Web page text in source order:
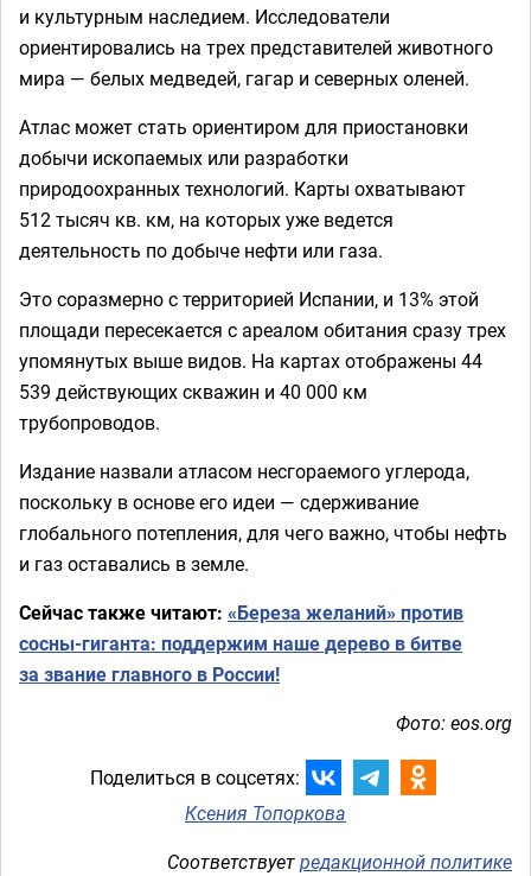
и культурным наследием. Исследователи
ориентировались на трех представителей животного
мира — белых медведей, гагар и северных оленей.
Атлас может стать ориентиром для приостановки
добычи ископаемых или разработки
природоохранных технологий. Карты охватывают
512 тысяч кв. км, на которых уже ведется
деятельность по добыче нефти или газа.
Это соразмерно с территорией Испании, и 13% этой
площади пересекается с ареалом обитания сразу трех
упомянутых выше видов. На картах отображены 44
539 действующих скважин и 40 000 км
трубопроводов.
Издание назвали атласом несгораемого углерода,
поскольку в основе его идеи — сдерживание
глобального потепления, для чего важно, чтобы нефть
и газ оставались в земле.
Сейчас также читают: «Береза желаний» против
сосны-гиганта: поддержим наше дерево в битве
за звание главного в России!
Фото: eos.org
Поделиться в соцсетях:
Ксения Топоркова
Соответствуетредакционной политике